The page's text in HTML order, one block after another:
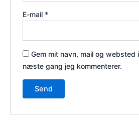
E-mail *
Gem mit navn, mail og websted
næste gang jeg kommenterer.